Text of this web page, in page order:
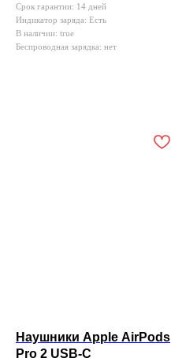
Срок гарантии: 14 дней
Индикатор заряда: Есть
В наличии: true
Беспроводная зарядка: нет
Наушники Apple AirPods
Pro 2 USB-C